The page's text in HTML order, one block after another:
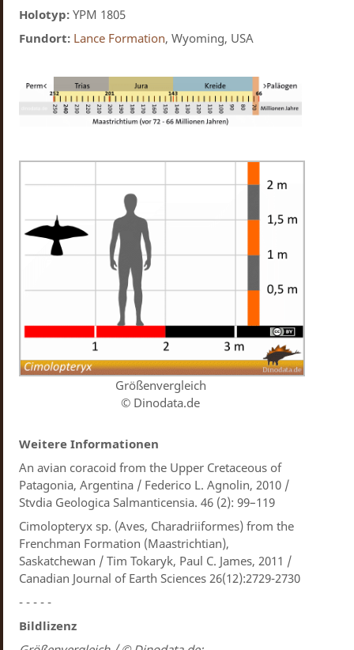
Holotyp: YPM 1805
Fundort: Lance Formation, Wyoming, USA
Größenvergleich
© Dinodata.de
Weitere Informationen
An avian coracoid from the Upper Cretaceous of
Patagonia, Argentina / Federico L. Agnolin, 2010 /
Stvdia Geologica Salmanticensia. 46 (2): 99–119
Cimolopteryx sp. (Aves, Charadriiformes) from the
Frenchman Formation (Maastrichtian),
Saskatchewan / Tim Tokaryk, Paul C. James, 2011 /
Canadian Journal of Earth Sciences 26(12):2729-2730
- - - - -
Bildlizenz